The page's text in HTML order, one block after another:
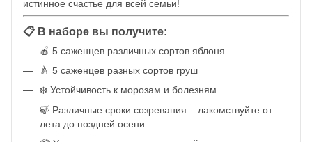
истинное счастье для всей семьи!
📋 В наборе вы получите:
🍎 5 саженцев различных сортов яблоня
🍐 5 саженцев разных сортов груш
❄️ Устойчивость к морозам и болезням
🍃 Различные сроки созревания – лакомствуйте от
лета до поздней осени